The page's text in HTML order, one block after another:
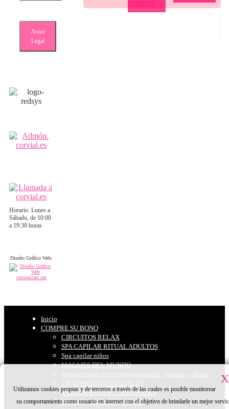
X
Utilizamos cookies propias y de terceros a través de las cuales es posible monitorear
su comportamiento como usuario en internet con el objetivo de brindarle un mejor
CARRITO
Aviso
Legal
Horario: Lunes a
Sábado, de 10:00
a 19:30 horas
Diseño Gráfico Web:
Inicio
COMPRE SU BONO
CIRCUITOS RELAX
SPA CAPILAR RITUAL ADULTOS
Spa capilar niños
MASAJES DEL MUNDO
Masaje zonal alivio tensión espalda, piernas o cabeza
TRATAMIENTOS FACIALES
TRATAMIENTOS CORPORALES
Peinado y maquillaje eventos